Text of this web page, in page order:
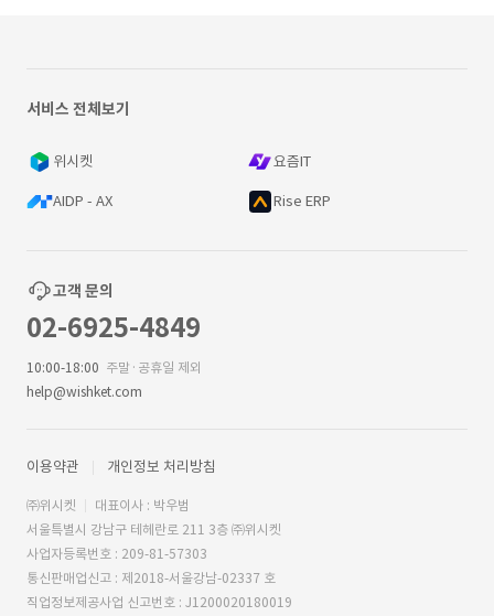
서비스 전체보기
위시켓 요즘IT
AIDP - AX Rise ERP
고객 문의
02-6925-4849
10:00-18:00 주말·공휴일 제외
help@wishket.com
이용약관 개인정보 처리방침
㈜위시켓
대표이사 : 박우범
서울특별시 강남구 테헤란로 211 3층 ㈜위시켓
사업자등록번호 : 209-81-57303
통신판매업신고 : 제2018-서울강남-02337 호
직업정보제공사업 신고번호 : J1200020180019